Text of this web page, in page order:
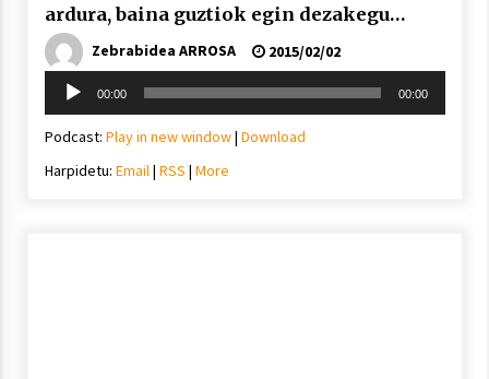
ardura, baina guztiok egin dezakegu
zerbait”Zebrabidea ARROSA
2015/02/02
Soinu
erreproduzigailua
00:00 00:00
Podcast: Play in new window| Download
Harpidetu: Email| RSS | More